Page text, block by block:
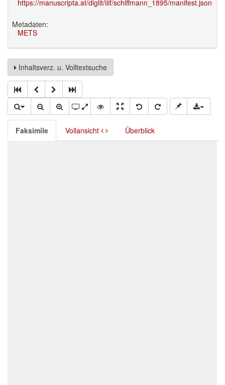
https://manuscripta.at/diglit/iiif/schiffmann_1895/manifest.json
Metadaten:
METS
Inhaltsverz. u. Volltextsuche
Faksimile Vollansicht Überblick